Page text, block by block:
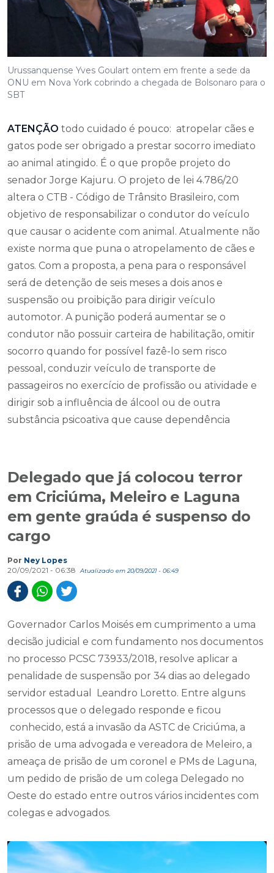
Urussanquense Yves Goulart ontem em frente a sede da
ONU em Nova York cobrindo a chegada de Bolsonaro para o
SBT
ATENÇÃO todo cuidado é pouco: atropelar cães e
gatos pode ser obrigado a prestar socorro imediato
ao animal atingido. É o que propõe projeto do
senador Jorge Kajuru. O projeto de lei 4.786/20
altera o CTB - Código de Trânsito Brasileiro, com
objetivo de responsabilizar o condutor do veículo
que causar o acidente com animal. Atualmente não
existe norma que puna o atropelamento de cães e
gatos. Com a proposta, a pena para o responsável
será de detenção de seis meses a dois anos e
suspensão ou proibição para dirigir veículo
automotor. A punição poderá aumentar se o
condutor não possuir carteira de habilitação, omitir
socorro quando for possível fazê-lo sem risco
pessoal, conduzir veículo de transporte de
passageiros no exercício de profissão ou atividade e
dirigir sob a influência de álcool ou de outra
substância psicoativa que cause dependência
Delegado que já colocou terror
em Criciúma, Meleiro e Laguna
em gente graúda é suspenso do
cargo
Por Ney Lopes
20/09/2021 - 06:38
Atualizado em 20/09/2021 - 06:49
Governador Carlos Moisés em cumprimento a uma
decisão judicial e com fundamento nos documentos
no processo PCSC 73933/2018, resolve aplicar a
penalidade de suspensão por 34 dias ao delegado
servidor estadual Leandro Loretto. Entre alguns
processos que o delegado responde e ficou
conhecido, está a invasão da ASTC de Criciúma, a
prisão de uma advogada e vereadora de Meleiro, a
ameaça de prisão de um coronel e PMs de Laguna,
um pedido de prisão de um colega Delegado no
Oeste do estado entre outros vários incidentes com
colegas e advogados.